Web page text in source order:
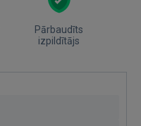
Pārbaudīts
izpildītājs